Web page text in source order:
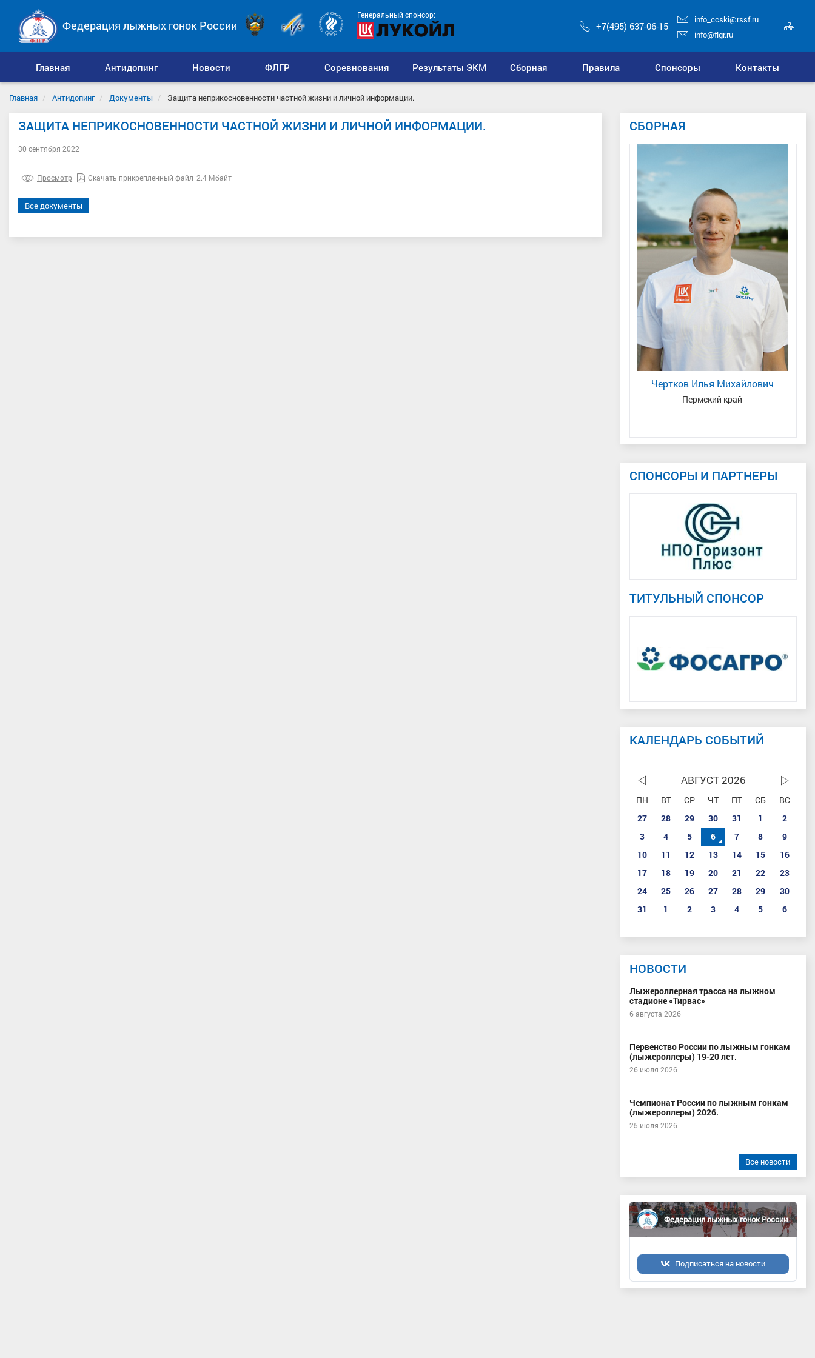
Генеральный спонсор:
Федерация лыжных гонок России +7(495) 637-06-15
info_ccski@rssf.ru
info@flgr.ru
Главная Антидопинг Новости ФЛГР Соревнования Результаты ЭКМ Сборная Правила Спонсоры Контакты
Главная Антидопинг Документы Защита неприкосновенности частной жизни и личной информации.
ЗАЩИТА НЕПРИКОСНОВЕННОСТИ ЧАСТНОЙ ЖИЗНИ И ЛИЧНОЙ ИНФОРМАЦИИ.
30 сентября 2022
Просмотр Скачать прикрепленный файл 2.4 Мбайт
Все документы
СБОРНАЯ
Чертков Илья Михайлович
Пермский край
СПОНСОРЫ И ПАРТНЕРЫ
ТИТУЛЬНЫЙ СПОНСОР
КАЛЕНДАРЬ СОБЫТИЙ
АВГУСТ 2026
ПН ВТ СР ЧТ ПТ СБ
ВС
27
28 29 30 31 1
2
3
4 5 6 7 8
9
10
11 12 13 14 15
16
17
18 19 20 21 22
23
24
25 26 27 28 29
30
31
1 2 3 4 5 6
НОВОСТИ
Лыжероллерная трасса на лыжном
стадионе «Тирвас»
6 августа 2026
Первенство России по лыжным гонкам
(лыжероллеры) 19-20 лет.
26 июля 2026
Чемпионат России по лыжным гонкам
(лыжероллеры) 2026.
25 июля 2026
Все новости
Федерация лыжных гонок России
Подписаться на новости